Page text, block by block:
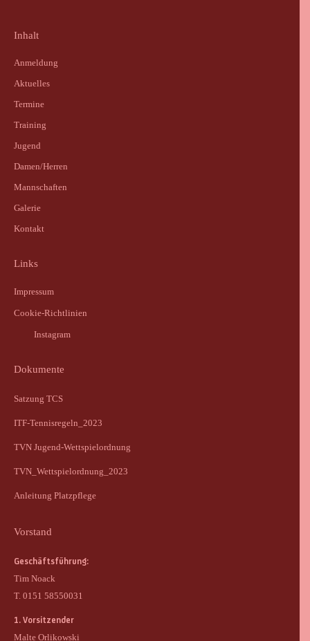
Inhalt
Anmeldung
Aktuelles
Termine
Training
Jugend
Damen/Herren
Mannschaften
Galerie
Kontakt
Links
Impressum
Cookie-Richtlinien
Instagram
Dokumente
Satzung TCS
ITF-Tennisregeln_2023
TVN Jugend-Wettspielordnung
TVN_Wettspielordnung_2023
Anleitung Platzpflege
Vorstand
Geschäftsführung:
Tim Noack
T. 0151 58550031
1. Vorsitzender
Malte Orlikowski